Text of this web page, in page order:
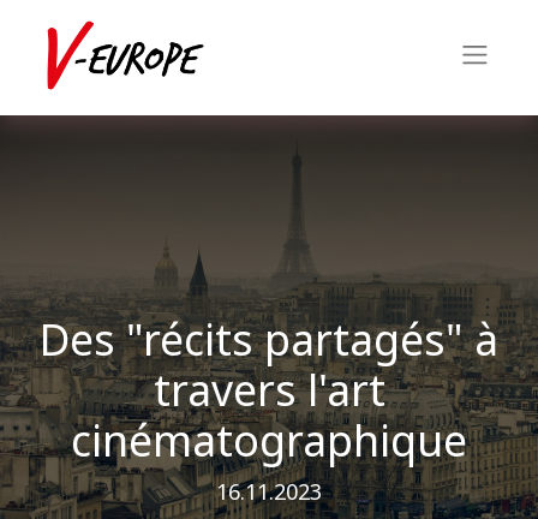
Des "récits partagés" à
travers l'art
cinématographique
16.11.2023